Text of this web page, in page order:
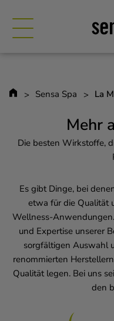
Sensa Spa La
Mehr
Die besten Wirkstoffe,
Es gibt Dinge, bei
etwa für die Qualität
Wellness-
und Expertise unserer
sorgfältigen Auswahl
renommierten
Qualität legen. Bei uns
den